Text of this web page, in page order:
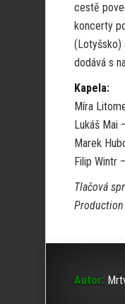
cestě
koncerty
(Lotyšsko)
dodává s
Kapela:
Míra
Lukáš Mai
Marek
Filip Wintr
Tlačová
Production
Autor: